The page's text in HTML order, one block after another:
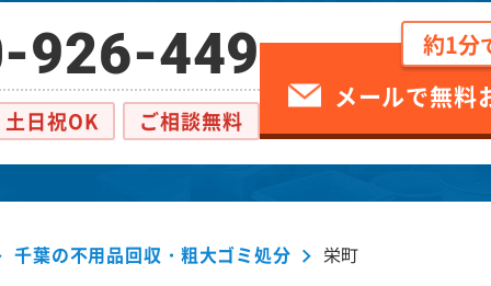
926-449
土日祝OK ご相談無料
約1分
メールで無料
千葉の不用品回収・粗大ゴミ処分 栄町